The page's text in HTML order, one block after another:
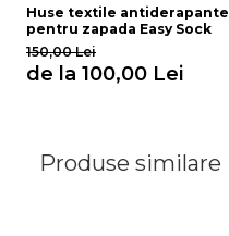
Huse textile antiderapante
pentru zapada Easy Sock
150,00 Lei
de la 100,00 Lei
Produse similare